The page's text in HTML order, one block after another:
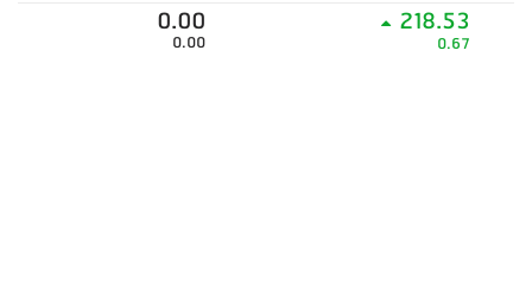
0.00
0.00
218.53
0.67